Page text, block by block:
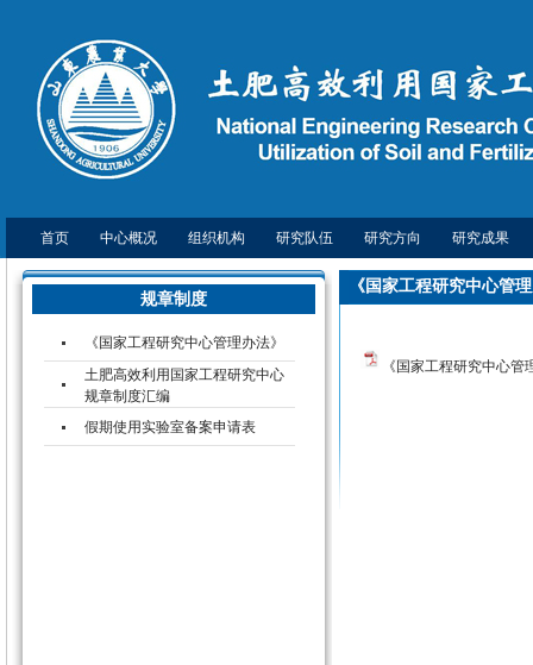
首页 中心概况 组织机构 研究队伍 研究方向 研究成果
规章制度
《国家工程研究中心管理办法》
土肥高效利用国家工程研究中心
规章制度汇编
假期使用实验室备案申请表
《国家工程研究中心管
《国家工程研究中心管